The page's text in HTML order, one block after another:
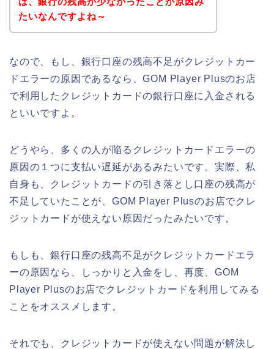
たいなんですよね～
なので、もし、銀行口座の残高不足がクレジットカー
ドエラーの原因であるなら、GOM Player Plusのお店
で利用したクレジットカードの銀行口座に入金される
といいですよ。
どうやら、多くの人が陥るクレジットカードエラーの
原因の１つに支払い遅延があるみたいです。実際、私
自身も、クレジットカードの引き落とし口座の残高が
不足していたことが、GOM Player Plusのお店でクレ
ジットカードが使えない原因だったみたいです。
もしも、銀行口座の残高不足がクレジットカードエラ
ーの原因なら、しっかりと入金をし、再度、GOM
Player Plusのお店でクレジットカードを利用してみる
ことをオススメします。
それでも、クレジットカードが使えない問題が解決し